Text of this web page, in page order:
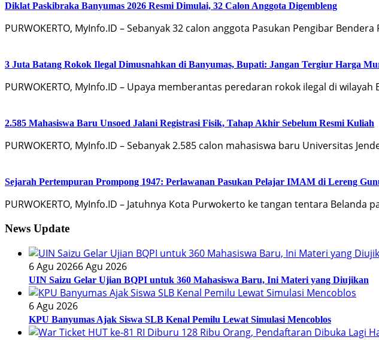
Diklat Paskibraka Banyumas 2026 Resmi Dimulai, 32 Calon Anggota Digembleng
PURWOKERTO, MyInfo.ID – Sebanyak 32 calon anggota Pasukan Pengibar
3 Juta Batang Rokok Ilegal Dimusnahkan di Banyumas, Bupati: Jangan Tergiur Harga
PURWOKERTO, MyInfo.ID – Upaya memberantas peredaran rokok ilegal di
2.585 Mahasiswa Baru Unsoed Jalani Registrasi Fisik, Tahap Akhir Sebelum Resmi Kuliah
PURWOKERTO, MyInfo.ID – Sebanyak 2.585 calon mahasiswa baru Universitas
Sejarah Pertempuran Prompong 1947: Perlawanan Pasukan Pelajar IMAM di Lereng
PURWOKERTO, MyInfo.ID – Jatuhnya Kota Purwokerto ke tangan tentara Belanda
News Update
6 Agu 20266 Agu 2026
UIN Saizu Gelar Ujian BQPI untuk 360 Mahasiswa Baru, Ini Materi yang Diujikan
6 Agu 2026
KPU Banyumas Ajak Siswa SLB Kenal Pemilu Lewat Simulasi Mencoblos